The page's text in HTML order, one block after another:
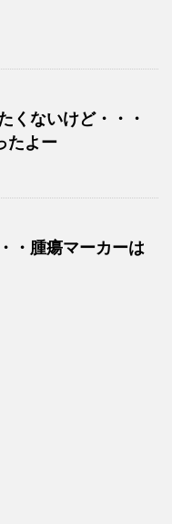
くないけど・・・
たよー
・腫瘍マーカーは